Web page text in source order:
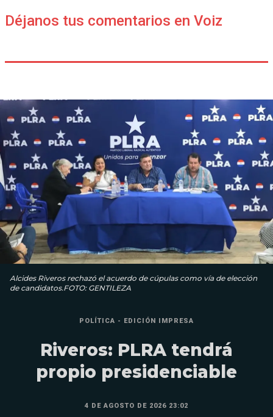
Déjanos tus comentarios en Voiz
Alcides Riveros rechazó el acuerdo de cúpulas como vía de elección
de candidatos.FOTO: GENTILEZA
POLÍTICA - EDICIÓN IMPRESA
Riveros: PLRA tendrá
propio presidenciable
4 DE AGOSTO DE 2026 23:02